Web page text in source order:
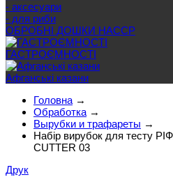
- аксесуари
- для риби
ОБРОБНІ ДОШКИ HACCP
ГАСТРОЄМНОСТІ
Афганські казани
Головна →
Обработка →
Вырубки и трафареты →
Набір вирубок для тесту
CUTTER 03
Друк